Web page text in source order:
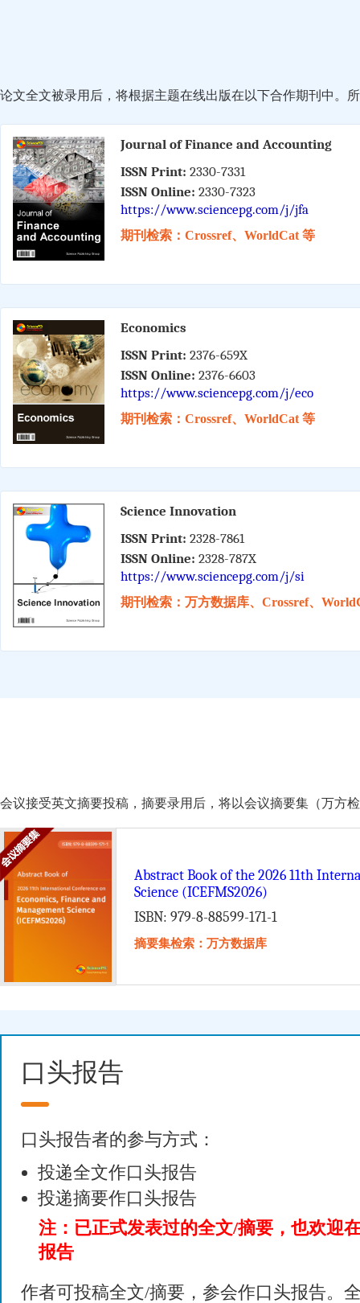
论文全文被录用后，将根据主题在线出版在以下合作期刊中。
Journal of Finance and Accounting
ISSN Print: 2330-7331
ISSN Online: 2330-7323
https://www.sciencepg.com/j/jfa
期刊检索：Crossref、WorldCat 等
Economics
ISSN Print: 2376-659X
ISSN Online: 2376-6603
https://www.sciencepg.com/j/eco
期刊检索：Crossref、WorldCat 等
Science Innovation
ISSN Print: 2328-7861
ISSN Online: 2328-787X
https://www.sciencepg.com/j/si
期刊检索：万方数据库、Crossref、
会议接受英文摘要投稿，摘要录用后，将以会议摘要集（万方检
Abstract Book of the 2026 11th
Science (ICEFMS2026)
ISBN: 979-8-88599-171-1
摘要集检索：万方数据库
口头报告
口头报告者的参与方式：
投递全文作口头报告
投递摘要作口头报告
注：已正式发表过的全文/摘要，也欢迎
报告
作者可投稿全文/摘要，参会作口头报告。